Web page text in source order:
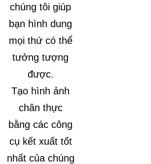
chúng tôi giúp
bạn hình dung
mọi thứ có thể
tưởng tượng
được.
Tạo hình ảnh
chân thực
bằng các công
cụ kết xuất tốt
nhất của chúng